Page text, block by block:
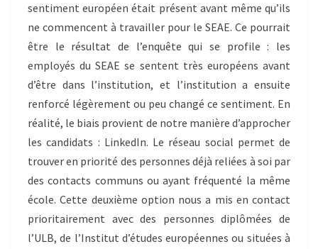
sentiment européen était présent avant même qu’ils
ne commencent à travailler pour le SEAE. Ce pourrait
être le résultat de l’enquête qui se profile : les
employés du SEAE se sentent très européens avant
d’être dans l’institution, et l’institution a ensuite
renforcé légèrement ou peu changé ce sentiment. En
réalité, le biais provient de notre manière d’approcher
les candidats : LinkedIn. Le réseau social permet de
trouver en priorité des personnes déjà reliées à soi par
des contacts communs ou ayant fréquenté la même
école. Cette deuxième option nous a mis en contact
prioritairement avec des personnes diplômées de
l’ULB, de l’Institut d’études européennes ou situées à